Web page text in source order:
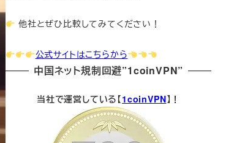
他社とぜひ比較してみてください！
公式サイトはこちらから
中国ネット規制回避”1coinVPN”
当社で運営している【1coinVPN】！